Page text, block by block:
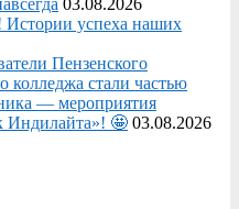
03.08.2026
успеха наших
Пензенского
колледжа стали частью
— мероприятия
Индилайта»! 🤩 03.08.2026